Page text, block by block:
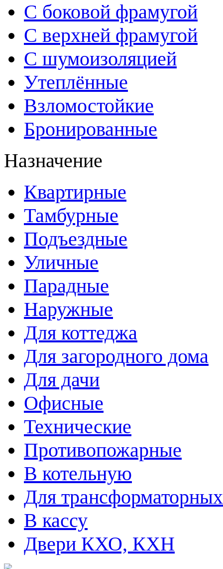
С боковой фрамугой
С верхней фрамугой
С шумоизоляцией
Утеплённые
Взломостойкие
Бронированные
Назначение
Квартирные
Тамбурные
Подъездные
Уличные
Парадные
Наружные
Для коттеджа
Для загородного дома
Для дачи
Офисные
Технические
Противопожарные
В котельную
Для трансформаторных
В кассу
Двери КХО, КХН